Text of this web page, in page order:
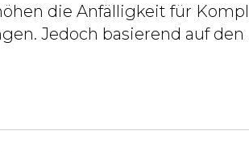
die Anfälligkeit für
Jedoch basierend auf den